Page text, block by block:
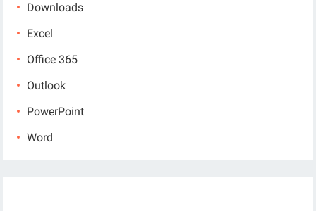
Downloads
Excel
Office 365
Outlook
PowerPoint
Word